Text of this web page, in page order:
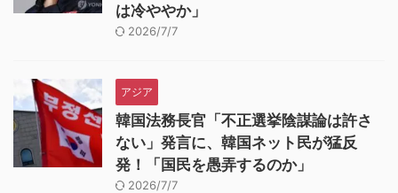
は冷ややか」
2026/7/7
アジア
韓国法務長官「不正選挙陰謀論は許さ
ない」発言に、韓国ネット民が猛反
発！「国民を愚弄するのか」
2026/7/7